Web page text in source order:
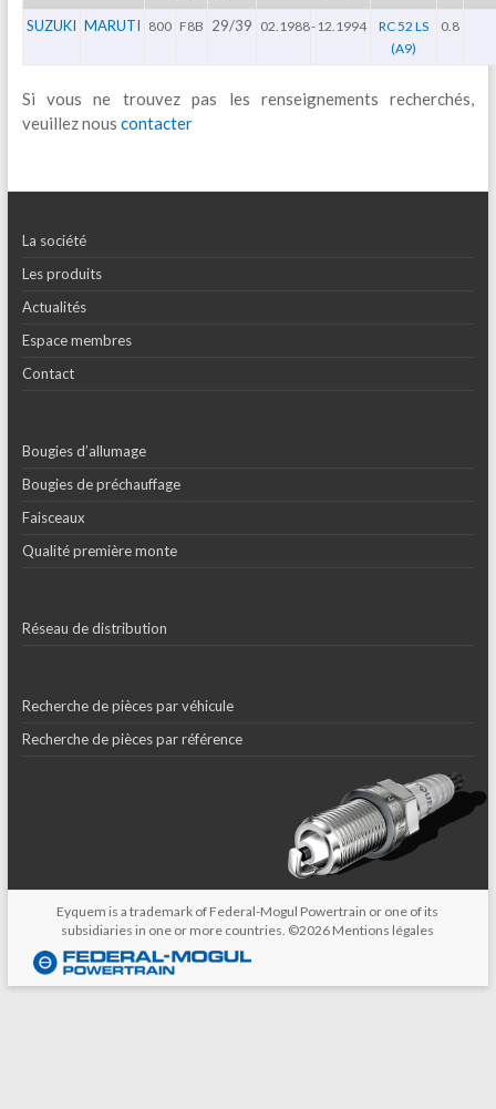
SUZUKI MARUTI 800 F8B 29/39 02.1988-12.1994
RC 52 LS
(A9)
0.8
Si vous ne trouvez pas les renseignements recherchés,
veuillez nous contacter
La société
Les produits
Actualités
Espace membres
Contact
Bougies d’allumage
Bougies de préchauffage
Faisceaux
Qualité première monte
Réseau de distribution
Recherche de pièces par véhicule
Recherche de pièces par référence
Eyquem is a trademark of Federal-Mogul Powertrain or one of its
subsidiaries in one or more countries. ©2026 Mentions légales